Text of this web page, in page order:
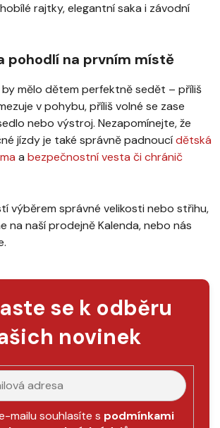
rajtky, elegantní saka i závodní
pohodlí na prvním místě
by mělo dětem perfektně sedět – příliš
v pohybu, příliš volné se zase
nebo výstroj. Nezapomínejte, že
jízdy je také správně padnoucídětská
a bezpečnostní vesta či chránič
výběrem správné velikosti nebo střihu,
na naší prodejně Kalenda, nebo nás
se k odběru
novinek
mailu souhlasíte s podmínkami